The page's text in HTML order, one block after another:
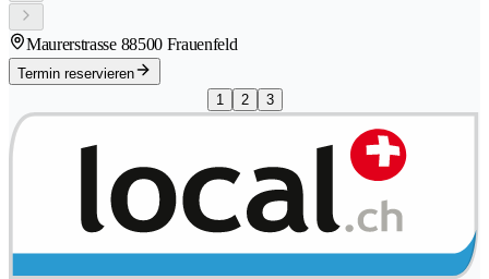
Maurerstrasse 88500 Frauenfeld
Termin reservieren
1
2 3